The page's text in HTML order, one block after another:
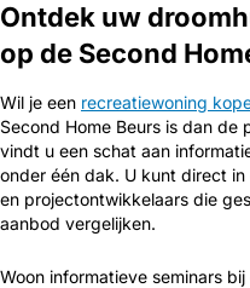
Ontdek uw
op de Second
Wil je een recreatiewoning
Second Home Beurs is dan
vindt u een schat aan
onder één dak. U kunt direct
en projectontwikkelaars die
aanbod vergelijken.
Woon informatieve seminars